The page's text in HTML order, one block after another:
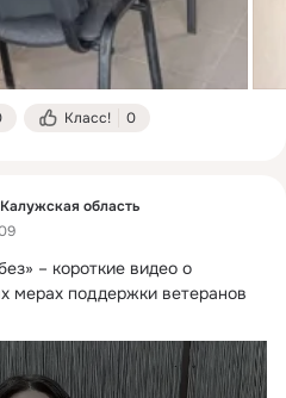
Класс! 0
область
– короткие видео о
мерах поддержки ветеранов